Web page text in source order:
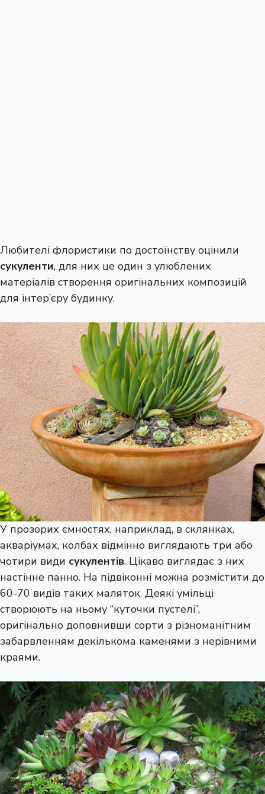
Любителі флористики по достоїнству оцінили
сукуленти, для них це один з улюблених
матеріалів створення оригінальних композицій
для інтер’єру будинку.
У прозорих ємностях, наприклад, в склянках,
акваріумах, колбах відмінно виглядають три або
чотири види сукулентів. Цікаво виглядає з них
настінне панно. На підвіконні можна розмістити до
60-70 видів таких маляток. Деякі умільці
створюють на ньому “куточки пустелі”,
оригінально доповнивши сорти з різноманітним
забарвленням декількома каменями з нерівними
краями.